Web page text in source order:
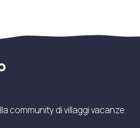
community di villaggi vacanze